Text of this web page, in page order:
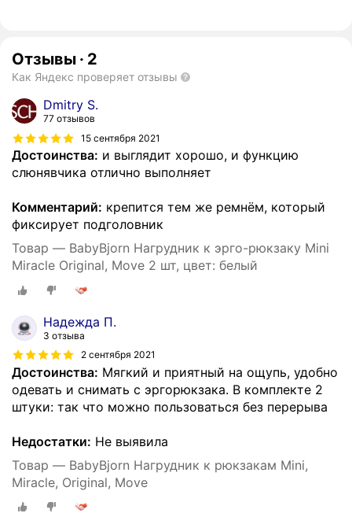
Отзывы · 2
Как Яндекс проверяет отзывы
Dmitry S.
77 отзывов
15 сентября 2021
Достоинства: и выглядит хорошо, и функцию
слюнявчика отлично выполняет
Комментарий: крепится тем же ремнём, который
фиксирует подголовник
Товар — BabyBjorn Нагрудник к эрго-рюкзаку Mini
Miracle Original, Move 2 шт, цвет: белый
Надежда П.
3 отзыва
2 сентября 2021
Достоинства: Мягкий и приятный на ощупь, удобно
одевать и снимать с эргорюкзака. В комплекте 2
штуки: так что можно пользоваться без перерыва
Недостатки: Не выявила
Товар — BabyBjorn Нагрудник к рюкзакам Mini,
Miracle, Original, Move